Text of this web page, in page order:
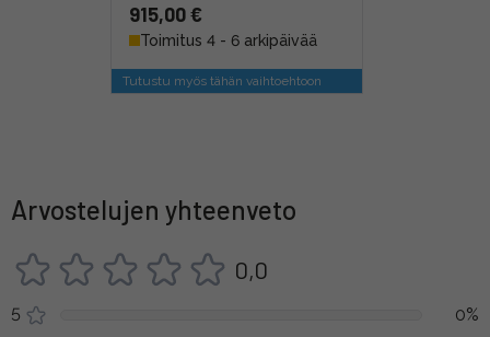
915,00 €
Toimitus 4 - 6 arkipäivää
Tutustu myös tähän vaihtoehtoon
Arvostelujen yhteenveto
0,0
5
0%